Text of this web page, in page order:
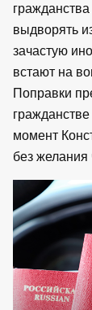
выдворять
зачастую
встают на
Поправки
момент
без желания